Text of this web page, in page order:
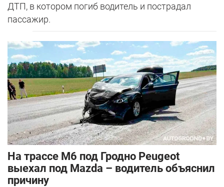
ДТП, в котором погиб водитель и пострадал
пассажир.
На трассе М6 под Гродно Peugeot
выехал под Mazda – водитель объяснил
причину